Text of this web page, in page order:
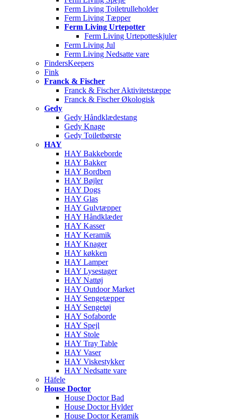
Ferm Living Toiletrulleholder
Ferm Living Tæpper
Ferm Living Urtepotter
Ferm Living Urtepotteskjuler
Ferm Living Jul
Ferm Living Nedsatte vare
FindersKeepers
Fink
Franck & Fischer
Franck & Fischer Aktivitetstæppe
Franck & Fischer Økologisk
Gedy
Gedy Håndklædestang
Gedy Knage
Gedy Toiletbørste
HAY
HAY Bakkeborde
HAY Bakker
HAY Bordben
HAY Bøjler
HAY Dogs
HAY Glas
HAY Gulvtæpper
HAY Håndklæder
HAY Kasser
HAY Keramik
HAY Knager
HAY køkken
HAY Lamper
HAY Lysestager
HAY Nattøj
HAY Outdoor Market
HAY Sengetæpper
HAY Sengetøj
HAY Sofaborde
HAY Spejl
HAY Stole
HAY Tray Table
HAY Vaser
HAY Viskestykker
HAY Nedsatte vare
Häfele
House Doctor
House Doctor Bad
House Doctor Hylder
House Doctor Keramik